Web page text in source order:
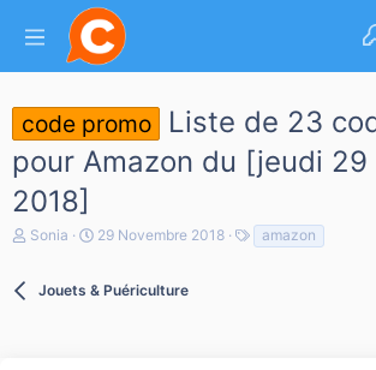
code promo
Liste de 23
pour Amazon du [jeudi 29
2018]
A
Sonia
D
e
29 Novembre 2018
a
amazon
Jouets & Puériculture